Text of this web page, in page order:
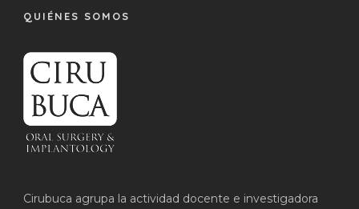
QUIÉNES SOMOS
Cirubuca agrupa la actividad docente e investigadora